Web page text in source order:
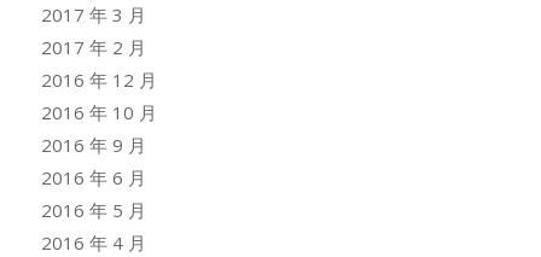
2017 年 3 月
2017 年 2 月
2016 年 12 月
2016 年 10 月
2016 年 9 月
2016 年 6 月
2016 年 5 月
2016 年 4 月